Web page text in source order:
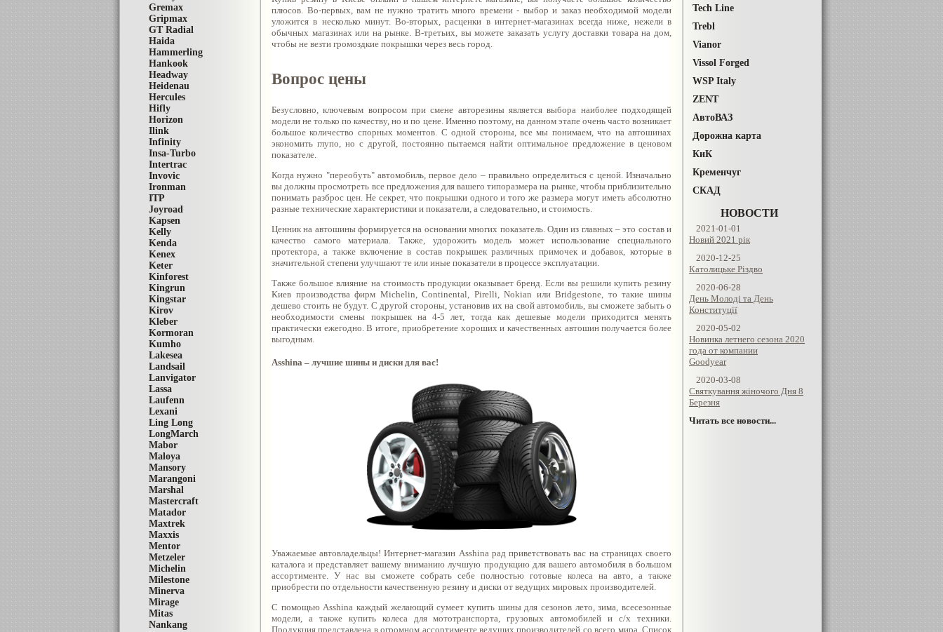
Gremax
Gripmax
GT Radial
Haida
Hammerling
Hankook
Headway
Heidenau
Hercules
Hifly
Horizon
Ilink
Infinity
Insa-Turbo
Intertrac
Invovic
Ironman
ITP
Joyroad
Kapsen
Kelly
Kenda
Kenex
Keter
Kinforest
Kingrun
Kingstar
Kirov
Kleber
Kormoran
Kumho
Lakesea
Landsail
Lanvigator
Lassa
Laufenn
Lexani
Ling Long
LongMarch
Mabor
Maloya
Mansory
Marangoni
Marshal
Mastercraft
Matador
Maxtrek
Maxxis
Mentor
Metzeler
Michelin
Milestone
Minerva
Mirage
Mitas
Nankang
плюсов. Во-первых, вам не нужно тратить много времени - выбор и заказ необходимой модели
уложится в несколько минут. Во-вторых, расценки в интернет-магазинах всегда ниже, нежели в
обычных магазинах или на рынке. В-третьих, вы можете заказать услугу доставки товара на дом,
чтобы не везти громоздкие покрышки через весь город.
Вопрос цены
Безусловно, ключевым вопросом при смене авторезины является выбора наиболее подходящей
модели не только по качеству, но и по цене. Именно поэтому, на данном этапе очень часто возникает
большое количество спорных моментов. С одной стороны, все мы понимаем, что на автошинах
экономить глупо, но с другой, постоянно пытаемся найти оптимальное предложение в ценовом
показателе.
Когда нужно "переобуть" автомобиль, первое дело – правильно определиться с ценой. Изначально
вы должны просмотреть все предложения для вашего типоразмера на рынке, чтобы приблизительно
понимать разброс цен. Не секрет, что покрышки одного и того же размера могут иметь абсолютно
разные технические характеристики и показатели, а следовательно, и стоимость.
Ценник на автошины формируется на основании многих показатель. Один из главных – это состав и
качество самого материала. Также, удорожить модель может использование специального
протектора, а также включение в состав покрышек различных примочек и добавок, которые в
значительной степени улучшают те или иные показатели в процессе эксплуатации.
Также большое влияние на стоимость продукции оказывает бренд. Если вы решили купить резину
Киев производства фирм Michelin, Continental, Pirelli, Nokian или Bridgestone, то такие шины
дешево стоить не будут. С другой стороны, установив их на свой автомобиль, вы сможете забыть о
необходимости смены покрышек на 4-5 лет, тогда как дешевые модели приходится менять
практически ежегодно. В итоге, приобретение хороших и качественных автошин получается более
выгодным.
Asshina – лучшие шины и диски для вас!
Уважаемые автовладельцы! Интернет-магазин Asshina рад приветствовать вас на страницах своего
каталога и представляет вашему вниманию лучшую продукцию для вашего автомобиля в большом
ассортименте. У нас вы сможете собрать себе полностью готовые колеса на авто, а также
приобрести по отдельности качественную резину и диски от ведущих мировых производителей.
С помощью Asshina каждый желающий сумеет купить шины для сезонов лето, зима, всесезонные
модели, а также купить колеса для мототранспорта, грузовых автомобилей и с/х техники.
Продукция представлена в огромном ассортименте ведущих производителей со всего мира. Список
Tech Line
Trebl
Vianor
Vissol Forged
WSP Italy
ZENT
АвтоВАЗ
Дорожна карта
КиК
Кременчуг
СКАД
НОВОСТИ
2021-01-01
Новий 2021 рік
2020-12-25
Католицьке Різдво
2020-06-28
День Молоді та День
Конституції
2020-05-02
Новинка летнего сезона 2020
года от компании
Goodyear
2020-03-08
Святкування жіночого Дня 8
Березня
Читать все новости...